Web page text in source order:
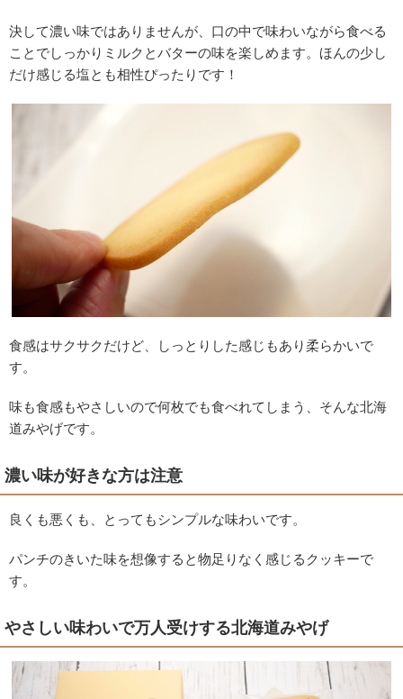
決して濃い味ではありませんが、口の中で味わいながら食べる
ことでしっかりミルクとバターの味を楽しめます。ほんの少し
だけ感じる塩とも相性ぴったりです！
食感はサクサクだけど、しっとりした感じもあり柔らかいで
す。
味も食感もやさしいので何枚でも食べれてしまう、そんな北海
道みやげです。
濃い味が好きな方は注意
良くも悪くも、とってもシンプルな味わいです。
パンチのきいた味を想像すると物足りなく感じるクッキーで
す。
やさしい味わいで万人受けする北海道みやげ